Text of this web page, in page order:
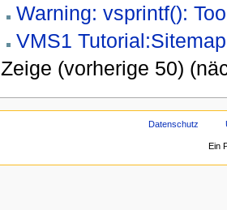
Warning: vsprintf():
VMS1
Zeige (vorherige 50)
Datenschutz
Ein